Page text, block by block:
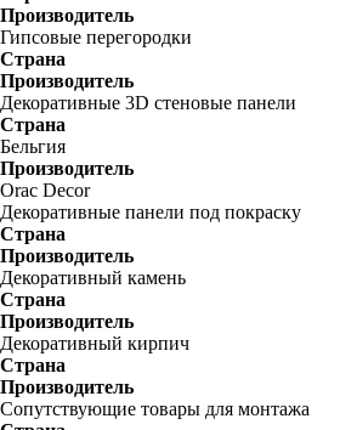
Производитель
Гипсовые перегородки
Страна
Производитель
Декоративные 3D стеновые панели
Страна
Бельгия
Производитель
Orac Decor
Декоративные панели под покраску
Страна
Производитель
Декоративный камень
Страна
Производитель
Декоративный кирпич
Страна
Производитель
Сопутствующие товары для монтажа